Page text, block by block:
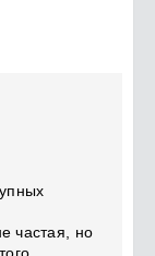
частая, но